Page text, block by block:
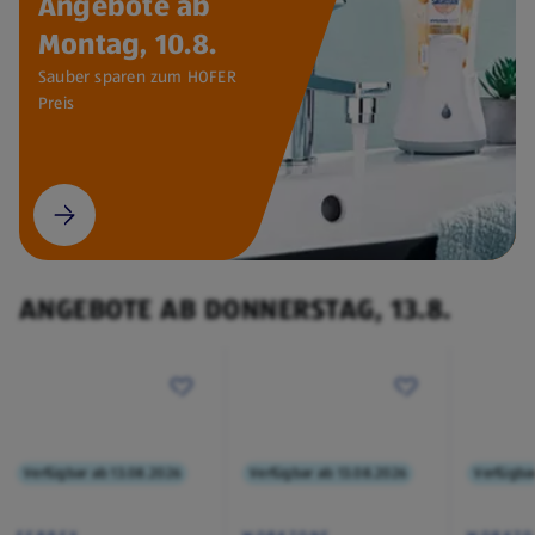
Montag, 10.8.
Sauber sparen zum HOFER
Preis
ANGEBOTE AB DONNERSTAG, 13.8.
Verfügbar ab 13.08.2026 Verfügbar ab 13.08.2026